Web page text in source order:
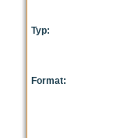
Typ:
Format: